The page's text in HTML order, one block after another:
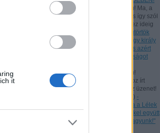
it
Andreas:
Kedves Látogatóim! Ma, a
munka ünnepén, az ÚR Jézus így szól
hozzánk: "Az én Atyám mind ez ideig
- Csütörtök
[2025.05.01.] "Te mondod, hogy király
vagyok. Én azért születtem, és azért
jöttem a világba, hogy bizonyságot
Andreas:
Kedves Látogatóim!
Tanulmányozzuk a rómaiakhoz írt
levelet, mert nekünk is szól az üzenet!
) -
Csütörtök [2024.07.11.] "Maga a Lélek
tesz bizonyságot a mi lelkünkkel együtt
arról, hogy Isten gyermekei vagyunk!"